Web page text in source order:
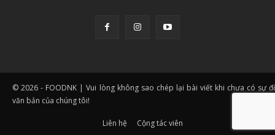
© 2026 - FOODNK | Vui lòng không sao chép lại bài viết khi chưa có sự
văn bản của chúng tôi!
Liên hệ Cộng tác viên